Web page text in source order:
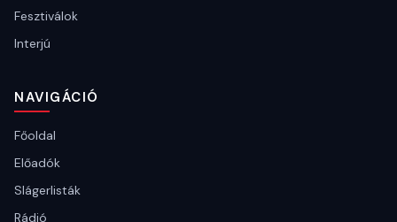
Fesztiválok
Interjú
NAVIGÁCIÓ
Főoldal
Előadók
Slágerlisták
Rádió